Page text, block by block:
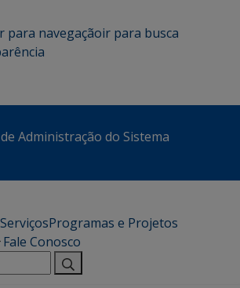
para navegaçãoir para busca
Administração do Sistema
ServiçosProgramas e Projetos
Fale Conosco